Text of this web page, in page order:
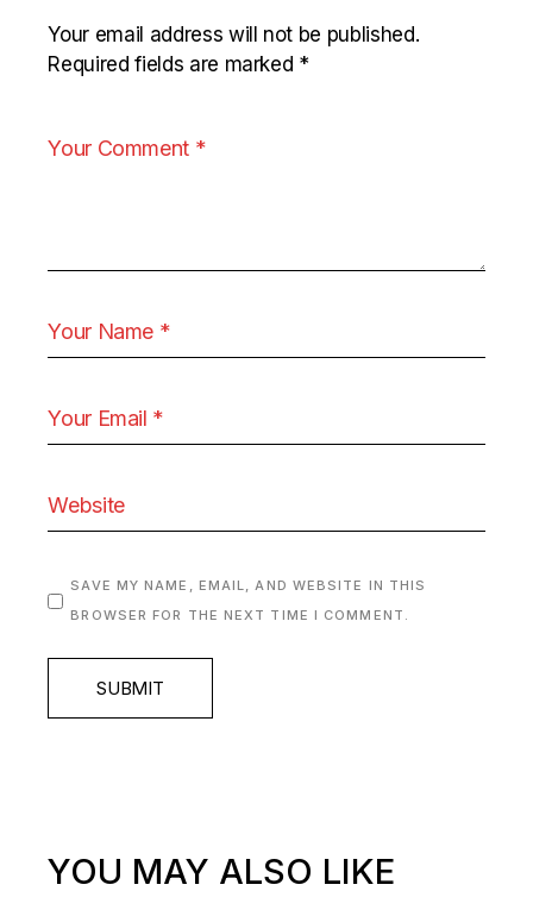
Your email address will not be published.
Required fields are marked *
SAVE MY NAME, EMAIL, AND WEBSITE IN THIS
BROWSER FOR THE NEXT TIME I COMMENT.
SUBMIT
YOU MAY ALSO LIKE